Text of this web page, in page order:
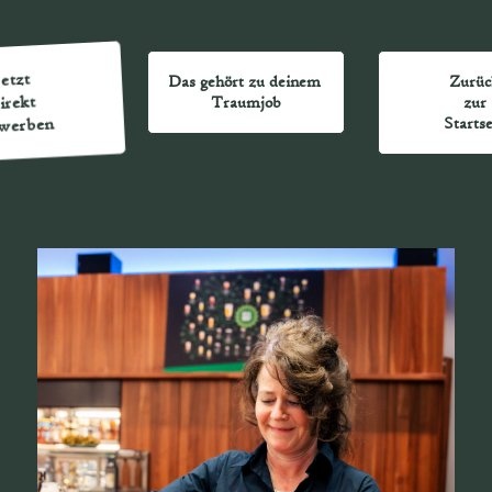
Das gehört zu deinem
Traumjob
zur